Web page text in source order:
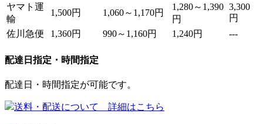
ヤマト運
輸
1,500円 1,060～1,170円
1,280～1,390
円
3,300
円
佐川急便
1,360円 990～1,160円 1,240円 ---
配達日指定・時間指定
配達日・時間指定が可能です。
送料・配送について 詳細はこちら